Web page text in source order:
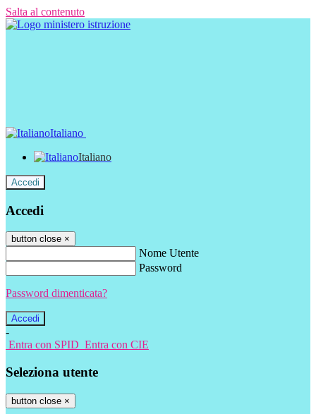
Salta al contenuto
Italiano
Italiano
Accedi
Accedi
button close ×
Nome Utente
Password
Password dimenticata?
-
Entra con SPID Entra con CIE
Seleziona utente
button close ×